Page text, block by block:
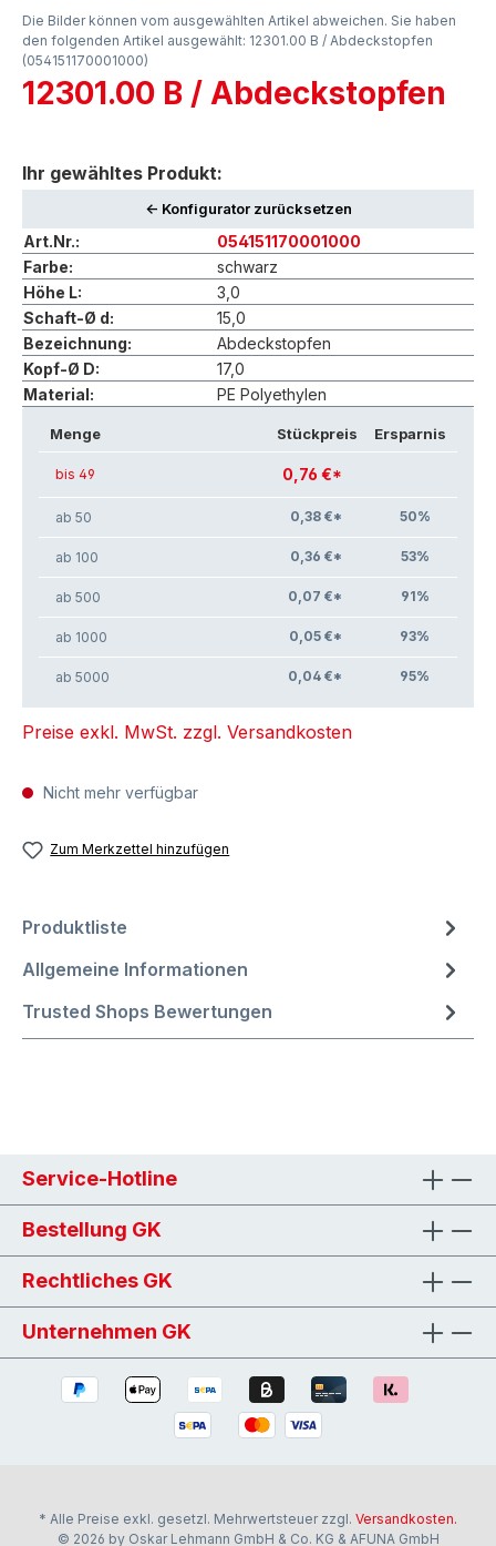
Die Bilder können vom ausgewählten Artikel abweichen. Sie haben
den folgenden Artikel ausgewählt: 12301.00 B / Abdeckstopfen
(054151170001000)
12301.00 B / Abdeckstopfen
Ihr gewähltes Produkt:
<- Konfigurator zurücksetzen
Art.Nr.:
054151170001000
Farbe:
schwarz
Höhe L:
3,0
Schaft-Ø d:
15,0
Bezeichnung:
Abdeckstopfen
Kopf-Ø D:
17,0
Material:
PE Polyethylen
Menge Stückpreis Ersparnis
bis 49 0,76 €*
ab 50 0,38 €* 50%
ab 100 0,36 €* 53%
ab 500 0,07 €* 91%
ab 1000 0,05 €* 93%
ab 5000 0,04 €* 95%
Preise exkl. MwSt. zzgl. Versandkosten
Nicht mehr verfügbar
Zum Merkzettel hinzufügen
Produktliste
Allgemeine Informationen
Trusted Shops Bewertungen
Service-Hotline
Bestellung GK
Rechtliches GK
Unternehmen GK
* Alle Preise exkl. gesetzl. Mehrwertsteuer zzgl. Versandkosten.
© 2026 by Oskar Lehmann GmbH & Co. KG & AFUNA GmbH